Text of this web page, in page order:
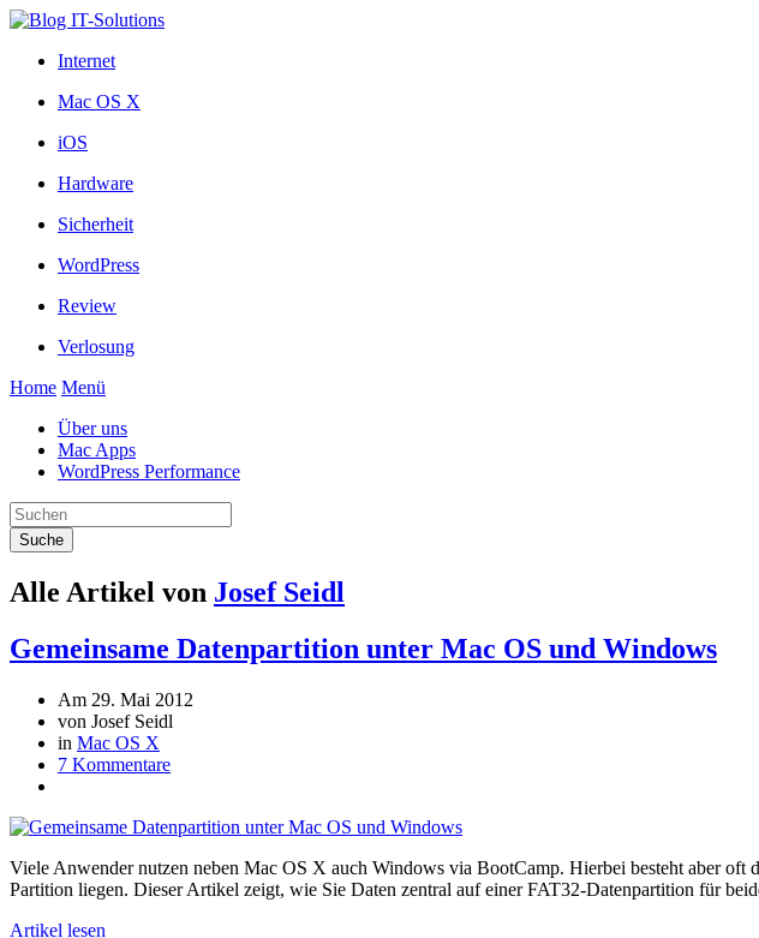
Internet
Mac OS X
iOS
Hardware
Sicherheit
WordPress
Review
Verlosung
Home Menü
Über uns
Mac Apps
WordPress Performance
Suche
Alle Artikel von Josef Seidl
Gemeinsame Datenpartition unter Mac OS und Windows
Am 29. Mai 2012
von Josef Seidl
in Mac OS X
7 Kommentare
Viele Anwender nutzen neben Mac OS X auch Windows via BootCamp. Hierbei besteht aber
Partition liegen. Dieser Artikel zeigt, wie Sie Daten zentral auf einer FAT32-Datenpartition für
Artikel lesen